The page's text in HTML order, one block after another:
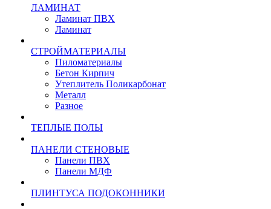
ЛАМИНАТ
Ламинат ПВХ
Ламинат
СТРОЙМАТЕРИАЛЫ
Пиломатериалы
Бетон Кирпич
Утеплитель Поликарбонат
Металл
Разное
ТЕПЛЫЕ ПОЛЫ
ПАНЕЛИ СТЕНОВЫЕ
Панели ПВХ
Панели МДФ
ПЛИНТУСА ПОДОКОННИКИ